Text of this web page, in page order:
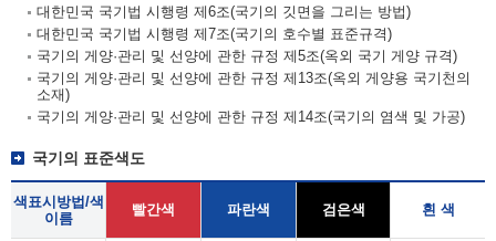
대한민국 국기법 시행령 제6조(국기의 깃면을 그리는 방법)
대한민국 국기법 시행령 제7조(국기의 호수별 표준규격)
국기의 게양·관리 및 선양에 관한 규정 제5조(옥외 국기 게양 규격)
국기의 게양·관리 및 선양에 관한 규정 제13조(옥외 게양용 국기천의
소재)
국기의 게양·관리 및 선양에 관한 규정 제14조(국기의 염색 및 가공)
국기의 표준색도
색표시방법/색
이름
빨간색 파란색 검은색 흰 색